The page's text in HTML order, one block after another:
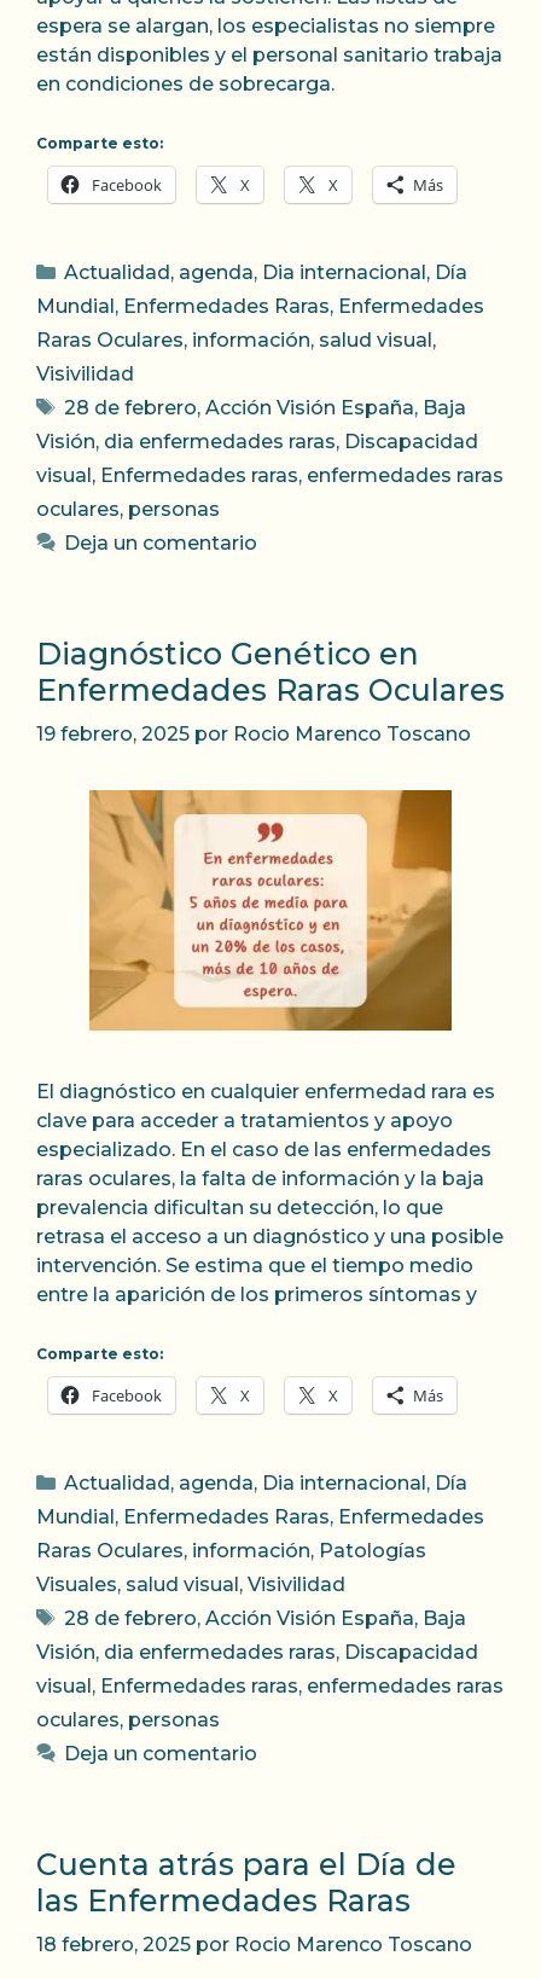
espera se alargan, los especialistas no siempre
están disponibles y el personal sanitario trabaja
en condiciones de sobrecarga.
Comparte esto:
Facebook X X Más
Categorías
Actualidad , agenda, Dia internacional , Día
Mundial , Enfermedades Raras, Enfermedades
Raras Oculares, información, salud visual ,
Visivilidad
Etiquetas
28 de febrero, Acción Visión España, Baja
Visión, dia enfermedades raras, Discapacidad
visual , Enfermedades raras, enfermedades raras
oculares, personas
Deja un comentario
Diagnóstico Genético en
Enfermedades Raras Oculares
19 febrero, 2025 por Rocio Marenco Toscano
El diagnóstico en cualquier enfermedad rara es
clave para acceder a tratamientos y apoyo
especializado. En el caso de las enfermedades
raras oculares, la falta de información y la baja
prevalencia dificultan su detección, lo que
retrasa el acceso a un diagnóstico y una posible
intervención. Se estima que el tiempo medio
entre la aparición de los primeros síntomas y
Comparte esto:
Facebook X X Más
Categorías
Actualidad , agenda, Dia internacional , Día
Mundial , Enfermedades Raras, Enfermedades
Raras Oculares, información, Patologías
Visuales, salud visual , Visivilidad
Etiquetas
28 de febrero, Acción Visión España, Baja
Visión, dia enfermedades raras, Discapacidad
visual , Enfermedades raras, enfermedades raras
oculares, personas
Deja un comentario
Cuenta atrás para el Día de
las Enfermedades Raras
18 febrero, 2025 por Rocio Marenco Toscano